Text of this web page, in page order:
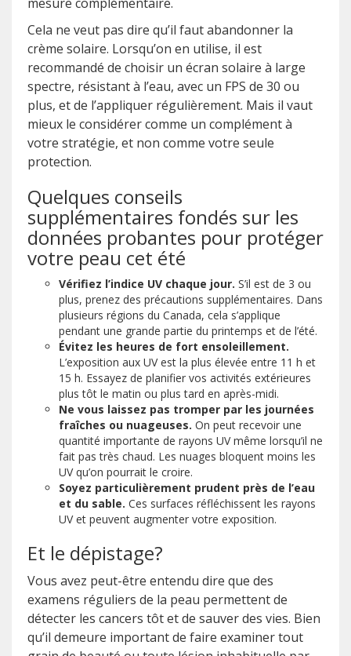
Cela ne veut pas dire qu’il faut abandonner la
crème solaire. Lorsqu’on en utilise, il est
recommandé de choisir un écran solaire à large
spectre, résistant à l’eau, avec un FPS de 30 ou
plus, et de l’appliquer régulièrement. Mais il vaut
mieux le considérer comme un complément à
votre stratégie, et non comme votre seule
protection.
Quelques conseils
supplémentaires fondés sur les
données probantes pour protéger
votre peau cet été
Vérifiez l’indice UV chaque jour. S’il est de 3 ou
plus, prenez des précautions supplémentaires. Dans
plusieurs régions du Canada, cela s’applique
pendant une grande partie du printemps et de l’été.
Évitez les heures de fort ensoleillement.
L’exposition aux UV est la plus élevée entre 11 h et
15 h. Essayez de planifier vos activités extérieures
plus tôt le matin ou plus tard en après-midi.
Ne vous laissez pas tromper par les journées
fraîches ou nuageuses. On peut recevoir une
quantité importante de rayons UV même lorsqu’il ne
fait pas très chaud. Les nuages bloquent moins les
UV qu’on pourrait le croire.
Soyez particulièrement prudent près de l’eau
et du sable. Ces surfaces réfléchissent les rayons
UV et peuvent augmenter votre exposition.
Et le dépistage?
Vous avez peut-être entendu dire que des
examens réguliers de la peau permettent de
détecter les cancers tôt et de sauver des vies. Bien
qu’il demeure important de faire examiner tout